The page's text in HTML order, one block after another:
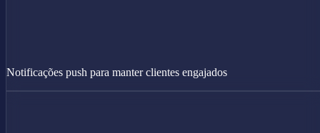
Notificações push para manter clientes engajados